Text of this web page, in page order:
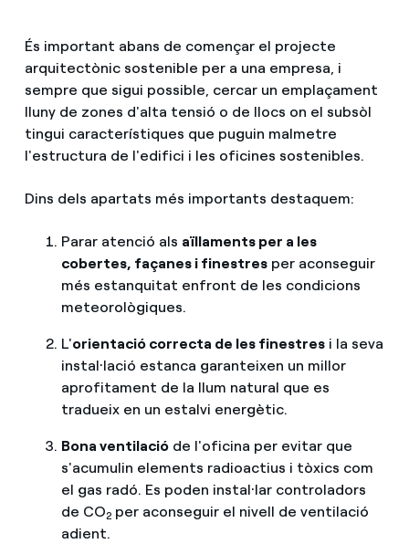
És important abans de començar el projecte
arquitectònic sostenible per a una empresa, i
sempre que sigui possible, cercar un emplaçament
lluny de zones d'alta tensió o de llocs on el subsòl
tingui característiques que puguin malmetre
l'estructura de l'edifici i les oficines sostenibles.
Dins dels apartats més importants destaquem:
Parar atenció als aïllaments per a les
cobertes, façanes i finestresper aconseguir
més estanquitat enfront de les condicions
meteorològiques.
L'orientació correcta de les finestresi la seva
instal·lació estanca garanteixen un millor
aprofitament de la llum natural que es
tradueix en un estalvi energètic.
Bona ventilacióde l'oficina per evitar que
s'acumulin elements radioactius i tòxics com
el gas radó. Es poden instal·lar controladors
de CO2per aconseguir el nivell de ventilació
adient.